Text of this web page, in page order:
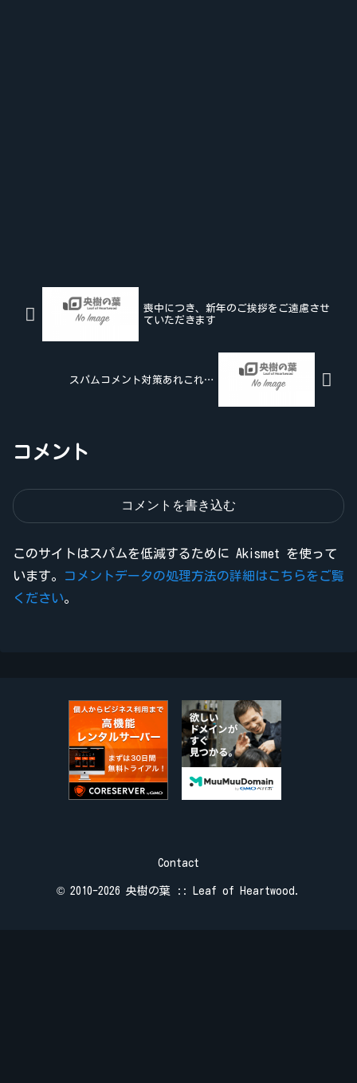
喪中につき、新年のご挨拶をご遠慮させ
ていただきます
スパムコメント対策あれこれ…
コメント
コメントを書き込む
このサイトはスパムを低減するために Akismet を使って
います。
コメントデータの処理方法の詳細はこちらをご覧
ください。
Contact
© 2010-2026 央樹の葉 :: Leaf of Heartwood.